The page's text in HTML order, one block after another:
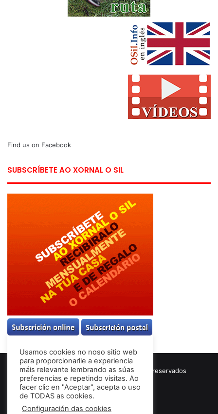
Find us on Facebook
SUBSCRÍBETE AO XORNAL O SIL
© Copyright 2026, Todos los derechos reservados
Términos & Condiciones
Usamos cookies no noso sitio web
para proporcionarlle a experiencia
máis relevante lembrando as súas
preferencias e repetindo visitas. Ao
facer clic en "Aceptar", acepta o uso
de TODAS as cookies.
Configuración das cookies